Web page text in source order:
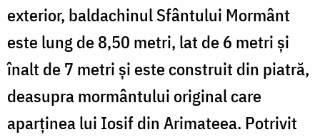
exterior, baldachinul Sfântului Mormânt
este lung de 8,50 metri, lat de 6 metri și
înalt de 7 metri și este construit din piatră,
deasupra mormântului original care
aparținea lui Iosif din Arimateea. Potrivit